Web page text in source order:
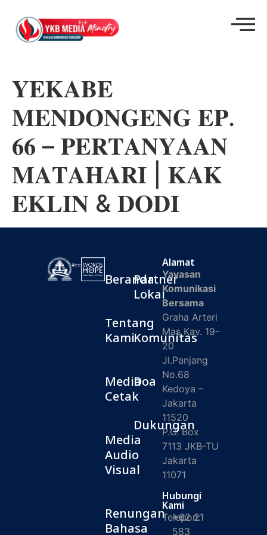
𝐘𝐄𝐊𝐀𝐁𝐄
𝐌𝐄𝐍𝐃𝐎𝐍𝐆𝐄𝐍𝐆 𝐄𝐏.
𝟔𝟔 – 𝐏𝐄𝐑𝐓𝐀𝐍𝐘𝐀𝐀𝐍
𝐌𝐀𝐓𝐀𝐇𝐀𝐑𝐈 | 𝐊𝐀𝐊
𝐄𝐊𝐋𝐈𝐍 & 𝐃𝐎𝐃𝐈
Beranda
Tentang
Kami
Media
Cetak
Media
Audio
Visual
Renungan
Bahasa
Partner
Lokal
Komunitas
Doa
Dukungan
Alamat
Yayasan
Komunikasi
Bersama
Graha Arteri
Mas Kav. 19-
20
Jl.Panjang
No.68
Kedoya –
Jakarta
11520
P.O. Box
7113 JKB-TU
Jakarta
11071
Hubungi
Kami
Telepon:
+62 21
583